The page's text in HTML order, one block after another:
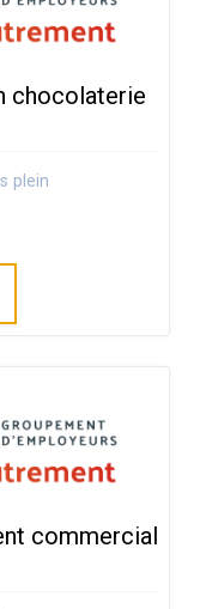
chocolaterie
plein
commercial